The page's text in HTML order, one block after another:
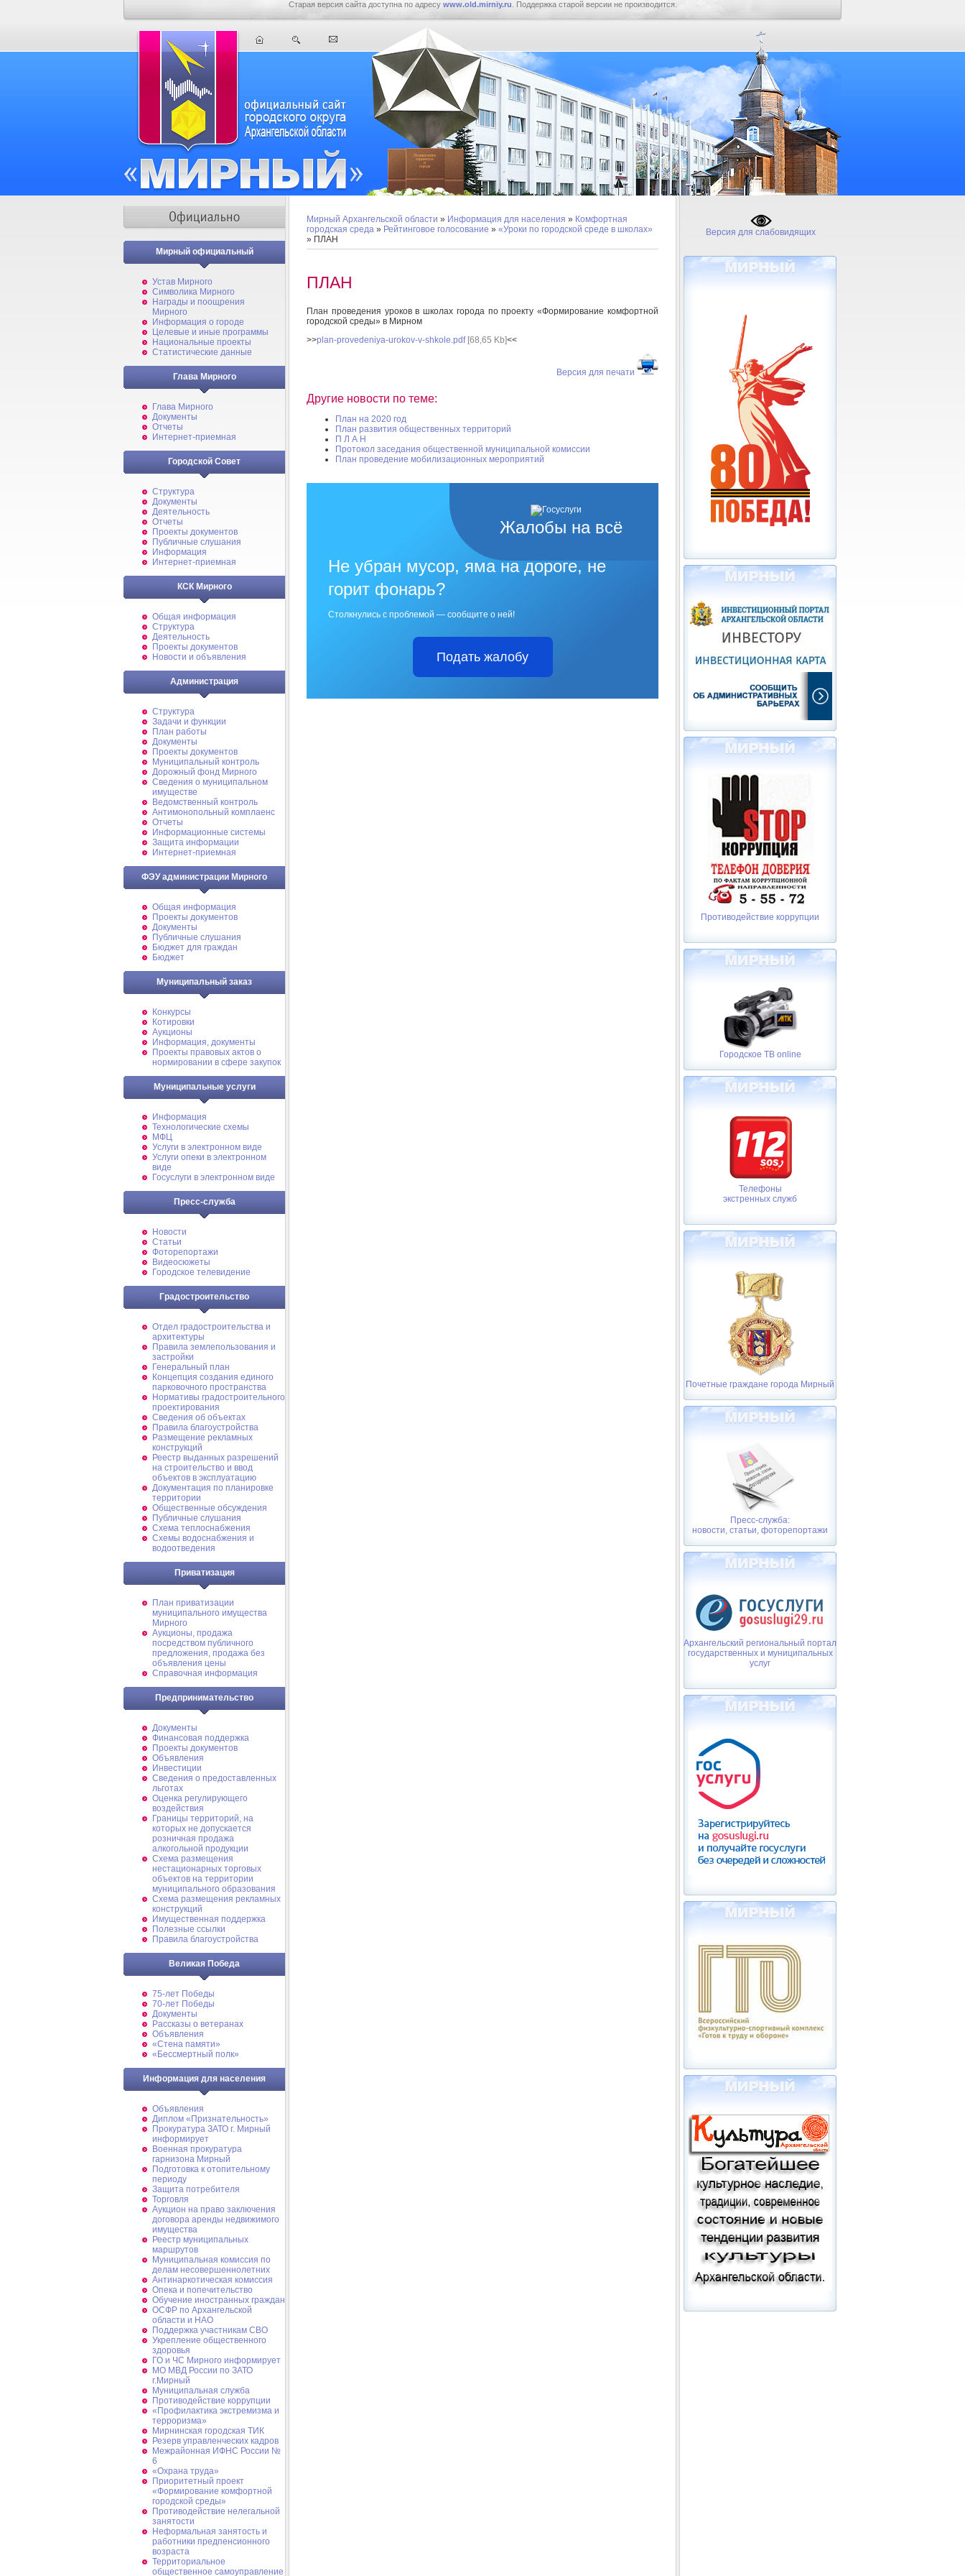
Старая версия сайта доступна по адресу www.old.mirniy.ru . Поддержка старой версии не производится.
Мирный официальный
Устав Мирного
Символика Мирного
Награды и поощрения
Мирного
Информация о городе
Целевые и иные программы
Национальные проекты
Статистические данные
Глава Мирного
Глава Мирного
Документы
Отчеты
Интернет-приемная
Городской Совет
Структура
Документы
Деятельность
Отчеты
Проекты документов
Публичные слушания
Информация
Интернет-приемная
КСК Мирного
Общая информация
Структура
Деятельность
Проекты документов
Новости и объявления
Администрация
Структура
Задачи и функции
План работы
Документы
Проекты документов
Муниципальный контроль
Дорожный фонд Мирного
Cведения о муниципальном
имуществе
Ведомственный контроль
Антимонопольный комплаенс
Отчеты
Информационные системы
Защита информации
Интернет-приемная
ФЭУ администрации Мирного
Общая информация
Проекты документов
Документы
Публичные слушания
Бюджет для граждан
Бюджет
Муниципальный заказ
Конкурсы
Котировки
Аукционы
Информация, документы
Проекты правовых актов о
нормировании в сфере закупок
Муниципальные услуги
Информация
Технологические схемы
МФЦ
Услуги в электронном виде
Услуги опеки в электронном
виде
Госуслуги в электронном виде
Пресс-служба
Новости
Статьи
Фоторепортажи
Видеосюжеты
Городское телевидение
Градостроительство
Отдел градостроительства и
архитектуры
Правила землепользования и
застройки
Генеральный план
Концепция создания единого
парковочного пространства
Нормативы градостроительного
проектирования
Сведения об объектах
Правила благоустройства
Размещение рекламных
конструкций
Реестр выданных разрешений
на строительство и ввод
объектов в эксплуатацию
Документация по планировке
территории
Общественные обсуждения
Публичные слушания
Схема теплоснабжения
Схемы водоснабжения и
водоотведения
Приватизация
План приватизации
муниципального имущества
Мирного
Аукционы, продажа
посредством публичного
предложения, продажа без
объявления цены
Справочная информация
Предпринимательство
Документы
Финансовая поддержка
Проекты документов
Объявления
Инвестиции
Сведения о предоставленных
льготах
Оценка регулирующего
воздействия
Границы территорий, на
которых не допускается
розничная продажа
алкогольной продукции
Схема размещения
нестационарных торговых
объектов на территории
муниципального образования
Схема размещения рекламных
конструкций
Имущественная поддержка
Полезные ссылки
Правила благоустройства
Великая Победа
75-лет Победы
70-лет Победы
Документы
Рассказы о ветеранах
Объявления
«Стена памяти»
«Бессмертный полк»
Информация для населения
Объявления
Диплом «Признательность»
Прокуратура ЗАТО г. Мирный
информирует
Военная прокуратура
гарнизона Мирный
Подготовка к отопительному
периоду
Защита потребителя
Торговля
Аукцион на право заключения
договора аренды недвижимого
имущества
Реестр муниципальных
маршрутов
Муниципальная комиссия по
делам несовершеннолетних
Антинаркотическая комиссия
Опека и попечительство
Обучение иностранных граждан
ОСФР по Архангельской
области и НАО
Поддержка участникам СВО
Укрепление общественного
здоровья
ГО и ЧС Мирного информирует
МО МВД России по ЗАТО
г.Мирный
Муниципальная cлужба
Противодействие коррупции
«Профилактика экстремизма и
терроризма»
Мирнинская городская ТИК
Резерв управленческих кадров
Межрайонная ИФНС России №
6
«Охрана труда»
Приоритетный проект
«Формирование комфортной
городской среды»
Противодействие нелегальной
занятости
Неформальная занятость и
работники предпенсионного
возраста
Территориальное
общественное самоуправление
Мирный Архангельской области » Информация для населения » Комфортная
городская среда » Рейтинговое голосование » «Уроки по городской среде в школах»
» ПЛАН
ПЛАН
План проведения уроков в школах города по проекту «Формирование комфортной
городской среды» в Мирном
>>plan-provedeniya-urokov-v-shkole.pdf[68,65 Kb]<<
Версия для печати
Другие новости по теме:
План на 2020 год
План развития общественных территорий
П Л А Н
Протокол заседания общественной муниципальной комиссии
План проведение мобилизационных мероприятий
Жалобы на всё
Не убран мусор, яма на дороге, не
горит фонарь?
Столкнулись с проблемой — сообщите о ней!
Подать жалобу
Версия для слабовидящих
Противодействие коррупции
Городское ТВ online
Телефоны
экстренных служб
Почетные граждане города Мирный
Пресс-служба:
новости, статьи, фоторепортажи
Архангельский региональный портал
государственных и муниципальных
услуг